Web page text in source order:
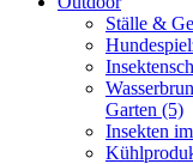
Ställe &
Garten (5)
Insekten